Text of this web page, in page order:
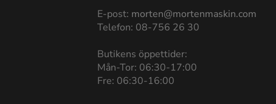
E-post: morten@mortenmaskin.com
Telefon: 08-756 26 30
Butikens öppettider:
Mån-Tor: 06:30-17:00
Fre: 06:30-16:00